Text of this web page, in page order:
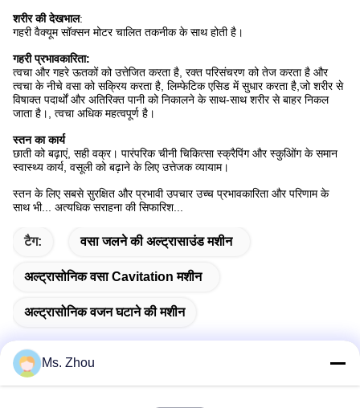
शरीर की देखभाल:
गहरी वैक्यूम सॉक्सन मोटर चालित तकनीक के साथ होती है।
गहरी प्रभावकारिता:
त्वचा और गहरे ऊतकों को उत्तेजित करता है, रक्त परिसंचरण को तेज करता है और
त्वचा के नीचे वसा को सक्रिय करता है, लिम्फेटिक एसिड में सुधार करता है,जो शरीर से
विषाक्त पदार्थों और अतिरिक्त पानी को निकालने के साथ-साथ शरीर से बाहर निकल
जाता है।, त्वचा अधिक महत्वपूर्ण है।
स्तन का कार्य
छाती को बढ़ाएं, सही वक्र। पारंपरिक चीनी चिकित्सा स्क्रैपिंग और स्कुओिंग के समान
स्वास्थ्य कार्य, वसूली को बढ़ाने के लिए उत्तेजक व्यायाम।
स्तन के लिए सबसे सुरक्षित और प्रभावी उपचार उच्च प्रभावकारिता और परिणाम के
साथ भी... अत्यधिक सराहना की सिफारिश...
टैग: वसा जलने की अल्ट्रासाउंड मशीन
अल्ट्रासोनिक वसा Cavitation मशीन
अल्ट्रासोनिक वजन घटाने की मशीन
Ms. Zhou